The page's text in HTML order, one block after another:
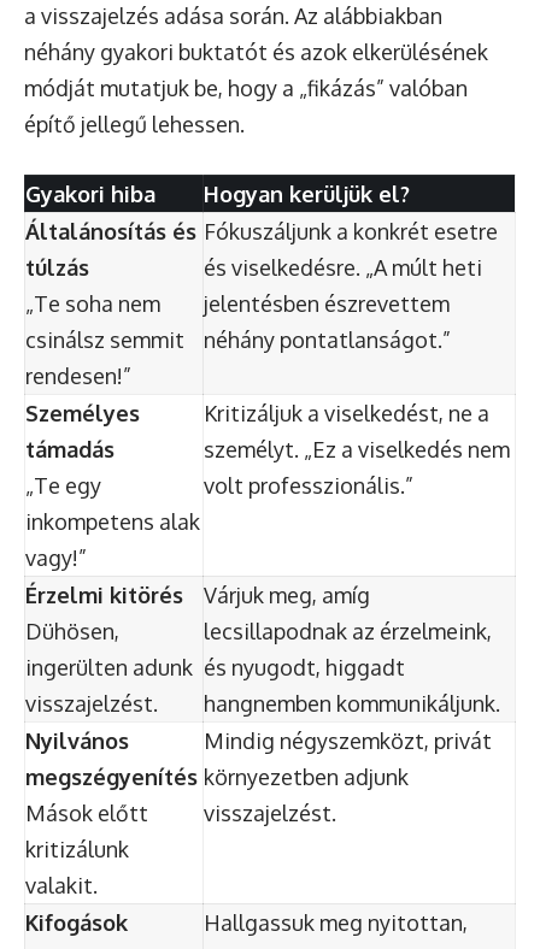
a visszajelzés adása során. Az alábbiakban
néhány gyakori buktatót és azok elkerülésének
módját mutatjuk be, hogy a „fikázás” valóban
építő jellegű lehessen.
Gyakori hiba
Hogyan kerüljük el?
Általánosítás és
túlzás
„Te soha nem
csinálsz semmit
rendesen!”
Fókuszáljunk a konkrét esetre
és viselkedésre. „A múlt heti
jelentésben észrevettem
néhány pontatlanságot.”
Személyes
támadás
„Te egy
inkompetens alak
vagy!”
Kritizáljuk a viselkedést, ne a
személyt. „Ez a viselkedés nem
volt professzionális.”
Érzelmi kitörés
Dühösen,
ingerülten adunk
visszajelzést.
Várjuk meg, amíg
lecsillapodnak az érzelmeink,
és nyugodt, higgadt
hangnemben kommunikáljunk.
Nyilvános
megszégyenítés
Mások előtt
kritizálunk
valakit.
Mindig négyszemközt, privát
környezetben adjunk
visszajelzést.
Kifogások
Hallgassuk meg nyitottan,